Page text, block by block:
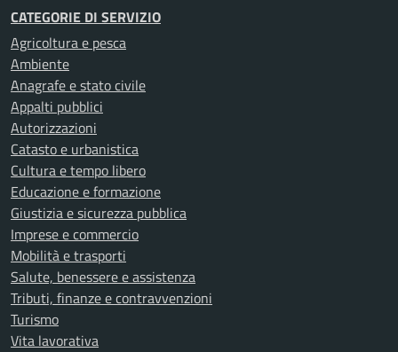
CATEGORIE DI SERVIZIO
Agricoltura e pesca
Ambiente
Anagrafe e stato civile
Appalti pubblici
Autorizzazioni
Catasto e urbanistica
Cultura e tempo libero
Educazione e formazione
Giustizia e sicurezza pubblica
Imprese e commercio
Mobilità e trasporti
Salute, benessere e assistenza
Tributi, finanze e contravvenzioni
Turismo
Vita lavorativa